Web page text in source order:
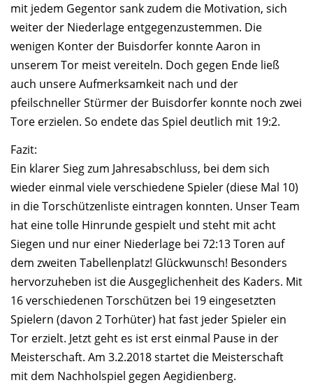
mit jedem Gegentor sank zudem die Motivation, sich
weiter der Niederlage entgegenzustemmen. Die
wenigen Konter der Buisdorfer konnte Aaron in
unserem Tor meist vereiteln. Doch gegen Ende ließ
auch unsere Aufmerksamkeit nach und der
pfeilschneller Stürmer der Buisdorfer konnte noch zwei
Tore erzielen. So endete das Spiel deutlich mit 19:2.
Fazit:
Ein klarer Sieg zum Jahresabschluss, bei dem sich
wieder einmal viele verschiedene Spieler (diese Mal 10)
in die Torschützenliste eintragen konnten. Unser Team
hat eine tolle Hinrunde gespielt und steht mit acht
Siegen und nur einer Niederlage bei 72:13 Toren auf
dem zweiten Tabellenplatz! Glückwunsch! Besonders
hervorzuheben ist die Ausgeglichenheit des Kaders. Mit
16 verschiedenen Torschützen bei 19 eingesetzten
Spielern (davon 2 Torhüter) hat fast jeder Spieler ein
Tor erzielt. Jetzt geht es ist erst einmal Pause in der
Meisterschaft. Am 3.2.2018 startet die Meisterschaft
mit dem Nachholspiel gegen Aegidienberg.